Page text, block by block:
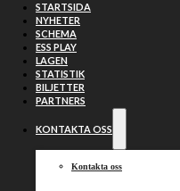
STARTSIDA
NYHETER
SCHEMA
ESS PLAY
LAGEN
STATISTIK
BILJETTER
PARTNERS
KONTAKTA OSS
Kontakta oss